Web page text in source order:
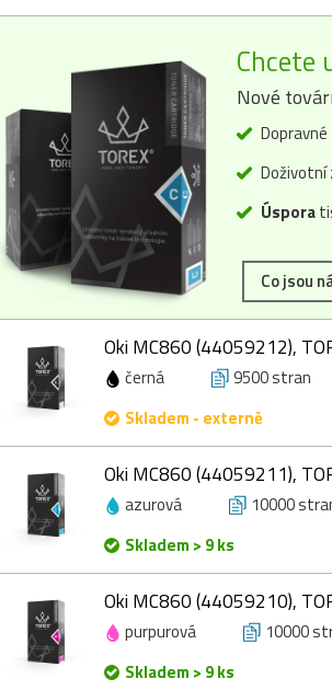
Chcete
Nové
Dopravné
Doživotní
Úspora
Co jsou
Oki MC860 (44059212),
černá 9500 stran
Skladem - externě
Oki MC860 (44059211),
azurová 10000
Skladem > 9 ks
Oki MC860 (44059210),
purpurová 10000
Skladem > 9 ks